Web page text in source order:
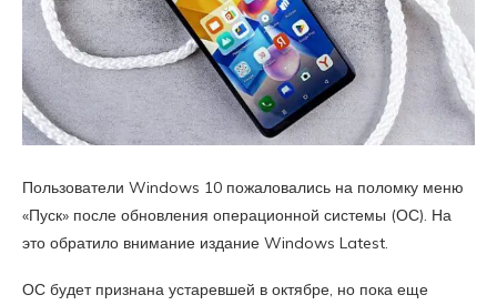
Пользователи Windows 10 пожаловались на поломку меню
«Пуск» после обновления операционной системы (ОС). На
это обратило внимание издание Windows Latest.
ОС будет признана устаревшей в октябре, но пока еще